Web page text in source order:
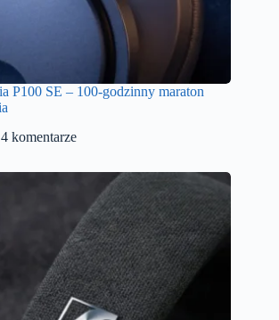
P100 SE – 100-godzinny maraton
4 komentarze